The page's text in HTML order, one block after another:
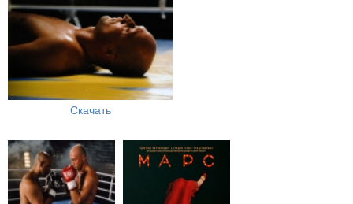
Скачать